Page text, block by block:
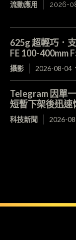
流動應用 2026-
625g 超輕巧．
FE 100-400mm
攝影 2026-08-04
Telegram 因單
短暫下架後迅速
科技新聞 2026-